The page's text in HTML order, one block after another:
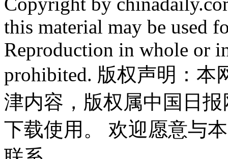
this material may be used
Reproduction in whole or
prohibited. 版权声明：
津内容，版权属中国日
下载使用。 欢迎愿意与